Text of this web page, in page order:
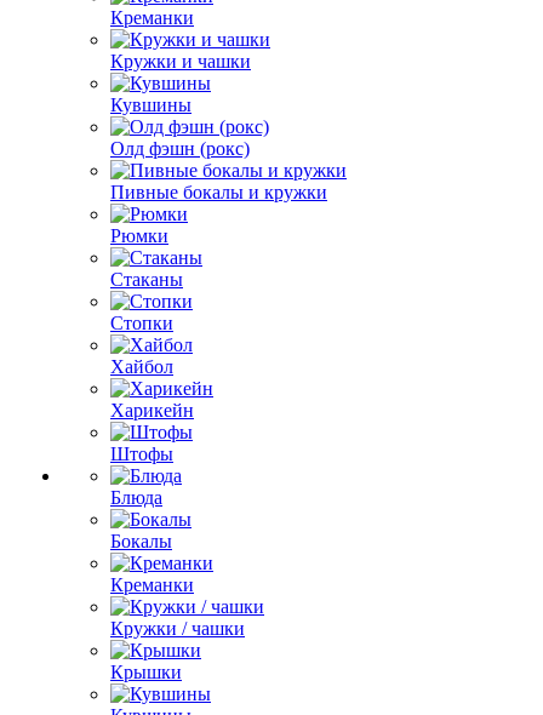
Креманки
Кружки и чашки
Кувшины
Олд фэшн (рокс)
Пивные бокалы и кружки
Рюмки
Стаканы
Стопки
Хайбол
Харикейн
Штофы
Блюда
Бокалы
Креманки
Кружки / чашки
Крышки